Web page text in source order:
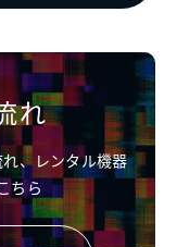
れ
、レンタル機器
ちら